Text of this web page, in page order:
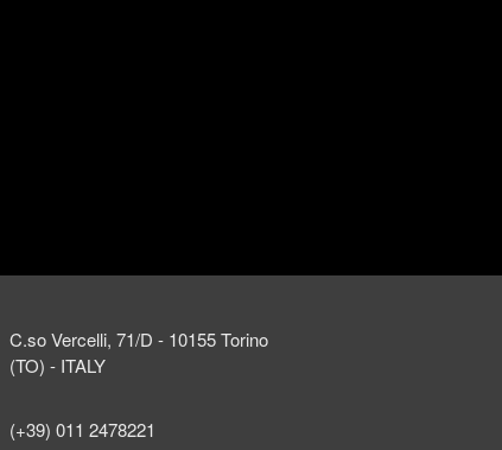
C.so Vercelli, 71/D - 10155 Torino
(TO) - ITALY
(+39) 011 2478221